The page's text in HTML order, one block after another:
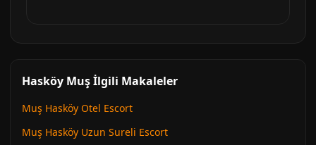
Hasköy Muş İlgili Makaleler
Muş Hasköy Otel Escort
Muş Hasköy Uzun Sureli Escort